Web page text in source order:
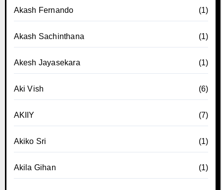
Akash Fernando (1)
Akash Sachinthana (1)
Akesh Jayasekara (1)
Aki Vish (6)
AKIIY (7)
Akiko Sri (1)
Akila Gihan (1)